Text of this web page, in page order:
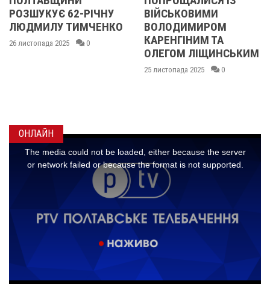
РОЗШУКУЄ 62-РІЧНУ
ЛЮДМИЛУ ТИМЧЕНКО
26 листопада 2025 0
ВІЙСЬКОВИМИ
ВОЛОДИМИРОМ
КАРЕНГІНИМ ТА
ОЛЕГОМ ЛІЩИНСЬКИМ
25 листопада 2025 0
ОНЛАЙН